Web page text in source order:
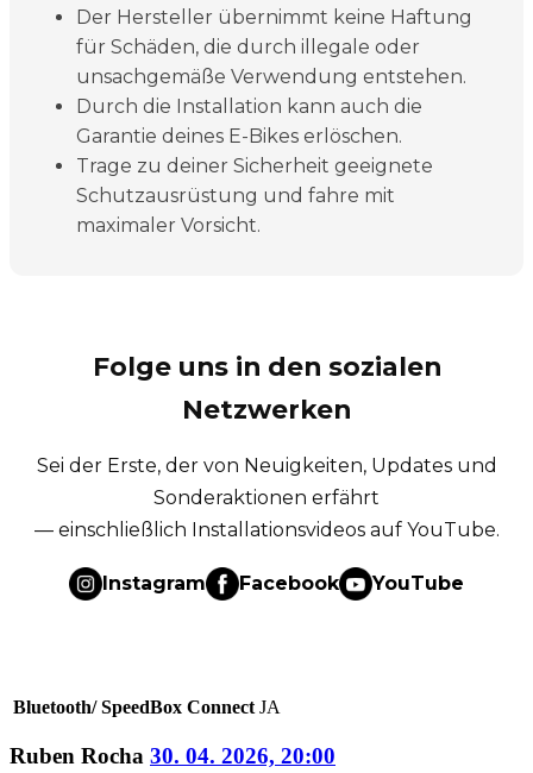
Der Hersteller übernimmt keine Haftung
für Schäden, die durch illegale oder
unsachgemäße Verwendung entstehen.
Durch die Installation kann auch die
Garantie deines E-Bikes erlöschen.
Trage zu deiner Sicherheit geeignete
Schutzausrüstung und fahre mit
maximaler Vorsicht.
Folge uns in den sozialen
Netzwerken
Sei der Erste, der von Neuigkeiten, Updates und
Sonderaktionen erfährt
— einschließlich Installationsvideos auf YouTube.
Instagram Facebook YouTube
Bluetooth/ SpeedBox Connect JA
Ruben Rocha 30. 04. 2026, 20:00